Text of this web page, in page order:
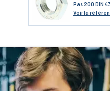
Pas 200 DIN
Voirla